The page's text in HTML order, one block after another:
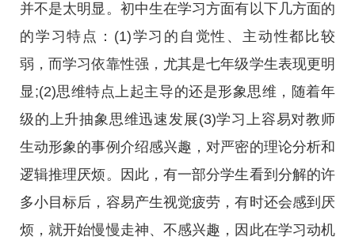
并不是太明显。初中生在学习方面有以下几方面的
的学习特点：(1)学习的自觉性、主动性都比较
弱，而学习依靠性强，尤其是七年级学生表现更明
显;(2)思维特点上起主导的还是形象思维，随着年
级的上升抽象思维迅速发展(3)学习上容易对教师
生动形象的事例介绍感兴趣，对严密的理论分析和
逻辑推理厌烦。因此，有一部分学生看到分解的许
多小目标后，容易产生视觉疲劳，有时还会感到厌
烦，就开始慢慢走神、不感兴趣，因此在学习动机